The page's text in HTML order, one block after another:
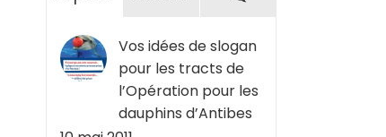
Vos idées de slogan
pour les tracts de
l’Opération pour les
dauphins d’Antibes